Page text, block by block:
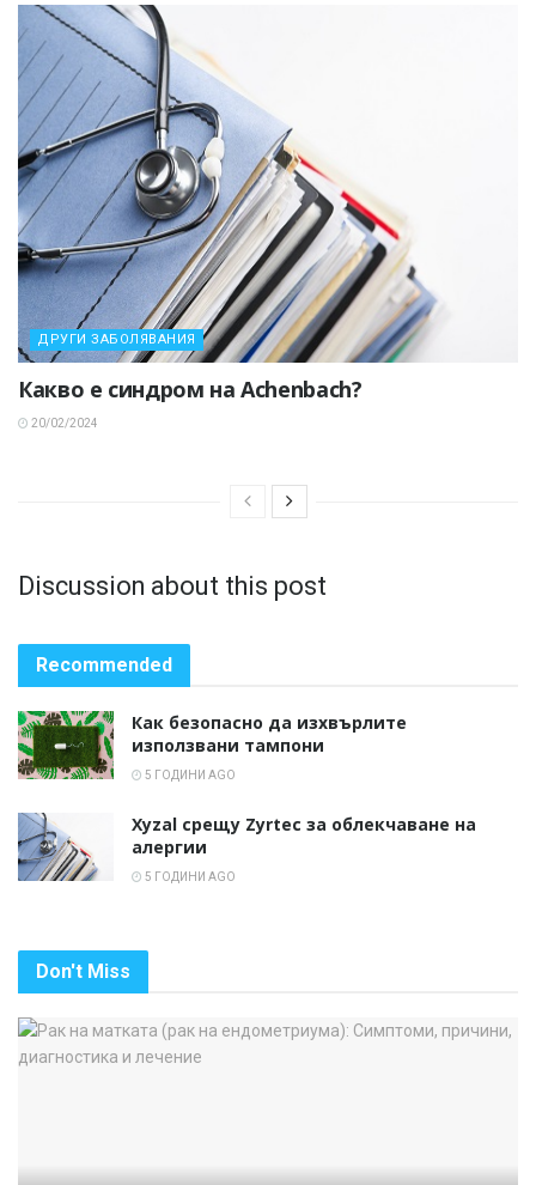
ДРУГИ ЗАБОЛЯВАНИЯ
Какво е синдром на Achenbach?
20/02/2024
Discussion about this post
Recommended
Как безопасно да изхвърлите
използвани тампони
5 ГОДИНИ AGO
Xyzal срещу Zyrtec за облекчаване на
алергии
5 ГОДИНИ AGO
Don't Miss